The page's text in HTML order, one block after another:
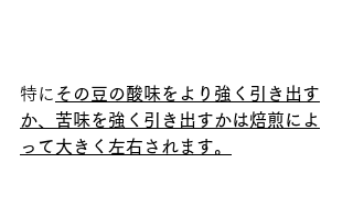
特に その豆の酸味をより強く引き出す
か、苦味を強く引き出すかは焙煎によ
って大きく左右されます。